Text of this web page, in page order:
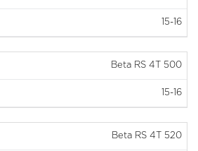
15-16
Beta RS 4T 500
15-16
Beta RS 4T 520